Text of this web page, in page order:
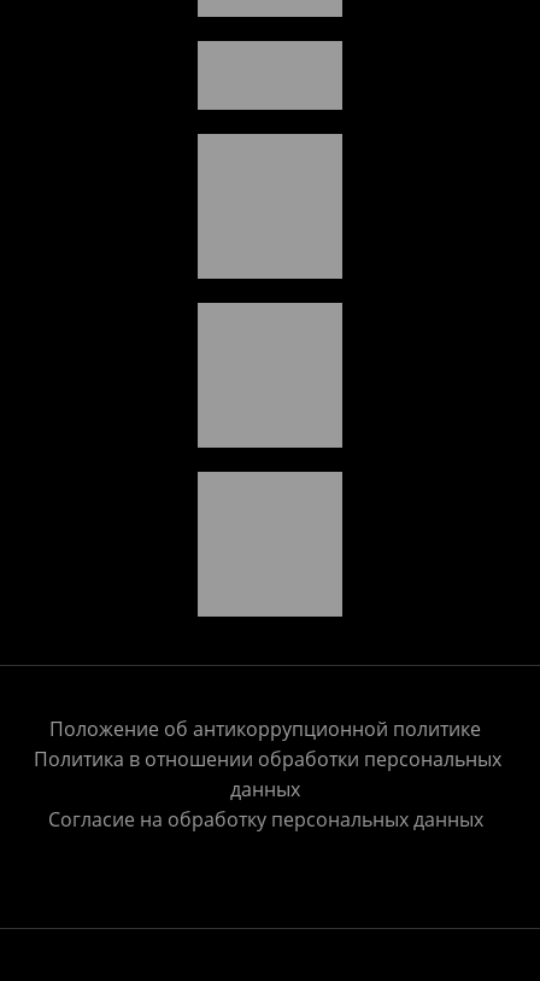
Положение об антикоррупционной политике
Политика в отношении обработки персональных
данных
Согласие на обработку персональных данных